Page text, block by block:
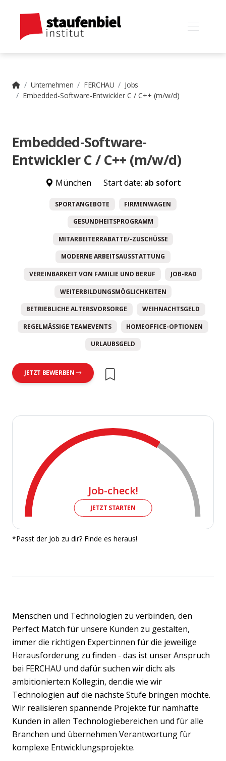
Unternehmen FERCHAU
Jobs
Embedded-Software-Entwickler C / C++ (m/w/d)
Embedded-Software-
Entwickler C / C++ (m/w/d)
München Start date: ab sofort
SPORTANGEBOTE FIRMENWAGEN
GESUNDHEITSPROGRAMM
MITARBEITERRABATTE/-ZUSCHÜSSE
MODERNE ARBEITSAUSSTATTUNG
VEREINBARKEIT VON FAMILIE UND BERUF JOB-RAD
WEITERBILDUNGSMÖGLICHKEITEN
BETRIEBLICHE ALTERSVORSORGE WEIHNACHTSGELD
REGELMÄSSIGE TEAMEVENTS HOMEOFFICE-OPTIONEN
URLAUBSGELD
JETZT BEWERBEN
Job-check!
JETZT STARTEN
*Passt der Job zu dir? Finde es heraus!
Menschen und Technologien zu verbinden, den
Perfect Match für unsere Kunden zu gestalten,
immer die richtigen Expert:innen für die jeweilige
Herausforderung zu finden - das ist unser Anspruch
bei FERCHAU und dafür suchen wir dich: als
ambitionierte:n Kolleg:in, der:die wie wir
Technologien auf die nächste Stufe bringen möchte.
Wir realisieren spannende Projekte für namhafte
Kunden in allen Technologiebereichen und für alle
Branchen und übernehmen Verantwortung für
komplexe Entwicklungsprojekte.